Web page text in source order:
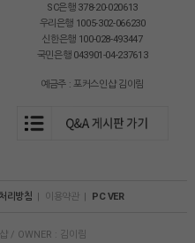
SC은행 378-20-020613
우리은행 1005-302-066230
신한은행 100-028-493447
국민은행 043901-04-237613
예금주 : 포커스인샵 김이림
리방침 | 이용약관 | PC VER
/ OWNER : 김이림